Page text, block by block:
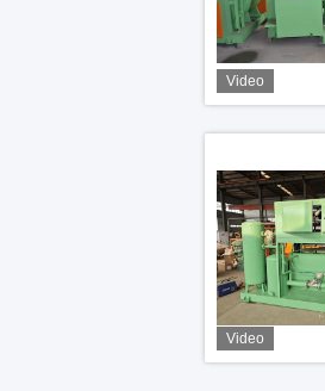
Video
Video